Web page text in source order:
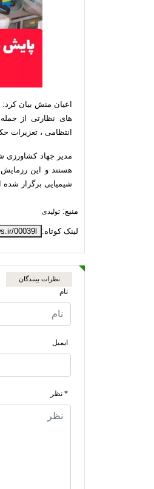
های نظارتی از
انتظامی ، تعزیرات
مدیر جهاد
هستند و این
شیمیایی برگزار
منبع: تولیدی
لینک کوتاه: 00039l
نظرات بینندگان
نام
ایمیل
* نظر